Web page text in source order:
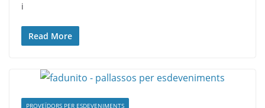
i
Read More
PROVEÏDORS PER ESDEVENIMENTS